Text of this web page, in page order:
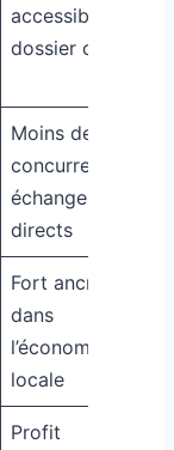
accessible,
dossier clair
Moins de
concurrence,
échanges
directs
Fort ancrage
dans
l’économie
locale
Profit